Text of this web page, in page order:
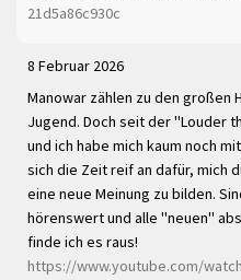
21d5a86c930c
8 Februar 2026
Manowar zählen zu den großen
Jugend. Doch seit der "Louder
und ich habe mich kaum noch
sich die Zeit reif an dafür, mich
eine neue Meinung zu bilden.
hörenswert und alle "neuen"
finde ich es raus!
https://www.youtube.com/